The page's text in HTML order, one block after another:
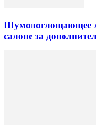
Шумопоглощающее
салоне за